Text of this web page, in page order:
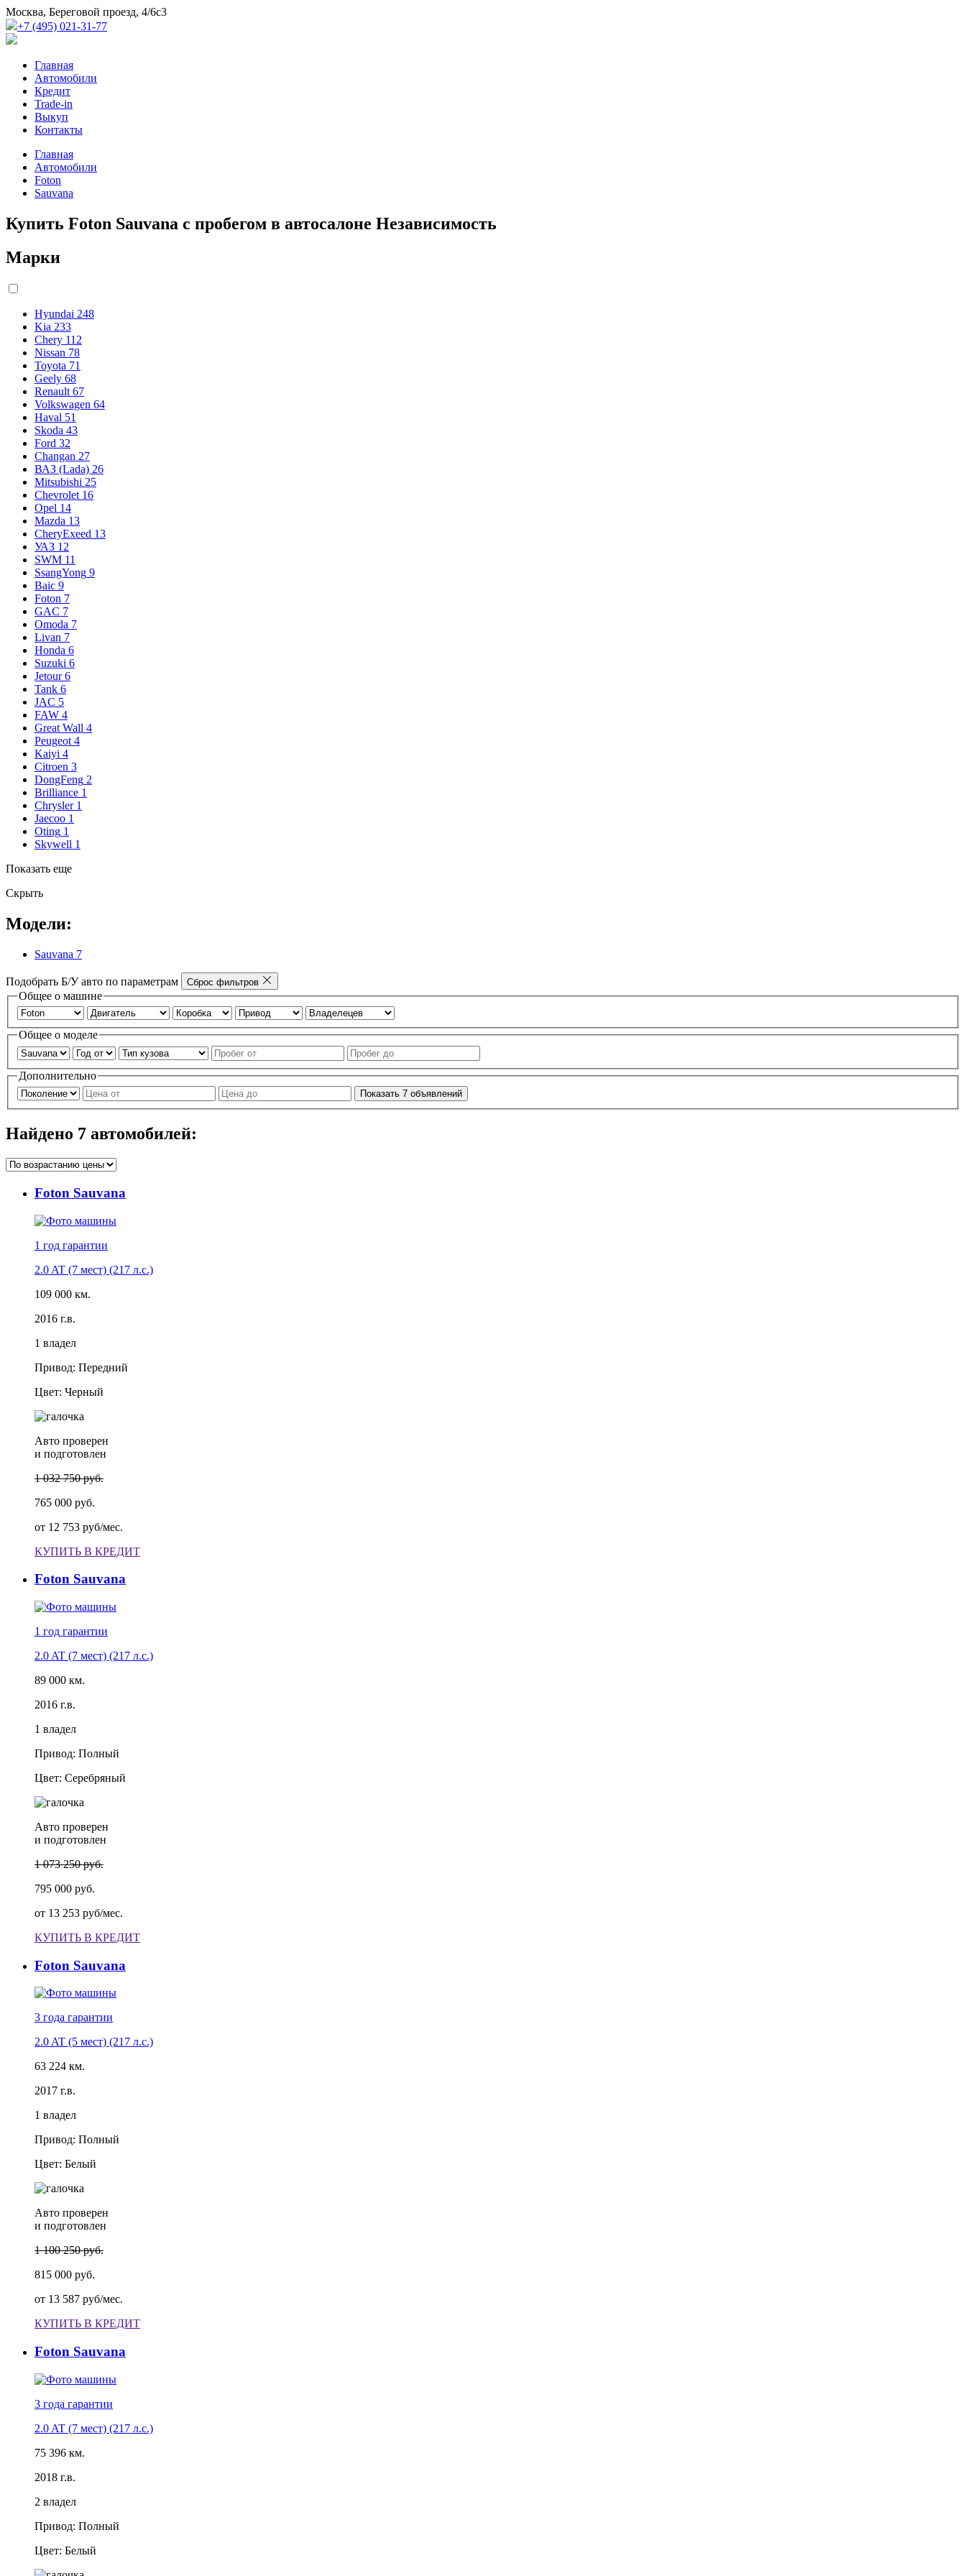
Москва, Береговой проезд, 4/6с3
+7 (495) 021-31-77
Главная
Автомобили
Кредит
Trade-in
Выкуп
Контакты
Главная
Автомобили
Foton
Sauvana
Купить Foton Sauvana с пробегом в автосалоне Независимость
Марки
Hyundai 248
Kia 233
Chery 112
Nissan 78
Toyota 71
Geely 68
Renault 67
Volkswagen 64
Haval 51
Skoda 43
Ford 32
Changan 27
ВАЗ (Lada) 26
Mitsubishi 25
Chevrolet 16
Opel 14
Mazda 13
CheryExeed 13
УАЗ 12
SWM 11
SsangYong 9
Baic 9
Foton 7
GAC 7
Omoda 7
Livan 7
Honda 6
Suzuki 6
Jetour 6
Tank 6
JAC 5
FAW 4
Great Wall 4
Peugeot 4
Kaiyi 4
Citroen 3
DongFeng 2
Brilliance 1
Chrysler 1
Jaecoo 1
Oting 1
Skywell 1
Показать еще
Скрыть
Модели:
Sauvana 7
Подобрать Б/У авто по параметрам Сброс фильтров
Общее о машине
Общее о моделе
Дополнительно
Показать 7 объявлений
Найдено 7 автомобилей:
Foton Sauvana
1 год гарантии
2.0 AT (7 мест) (217 л.с.)
109 000 км.
2016 г.в.
1 владел
Привод: Передний
Цвет: Черный
Авто проверен
и подготовлен
1 032 750 руб.
765 000 руб.
от 12 753 руб/мес.
КУПИТЬ В КРЕДИТ
Foton Sauvana
1 год гарантии
2.0 AT (7 мест) (217 л.с.)
89 000 км.
2016 г.в.
1 владел
Привод: Полный
Цвет: Серебряный
Авто проверен
и подготовлен
1 073 250 руб.
795 000 руб.
от 13 253 руб/мес.
КУПИТЬ В КРЕДИТ
Foton Sauvana
3 года гарантии
2.0 AT (5 мест) (217 л.с.)
63 224 км.
2017 г.в.
1 владел
Привод: Полный
Цвет: Белый
Авто проверен
и подготовлен
1 100 250 руб.
815 000 руб.
от 13 587 руб/мес.
КУПИТЬ В КРЕДИТ
Foton Sauvana
3 года гарантии
2.0 AT (7 мест) (217 л.с.)
75 396 км.
2018 г.в.
2 владел
Привод: Полный
Цвет: Белый